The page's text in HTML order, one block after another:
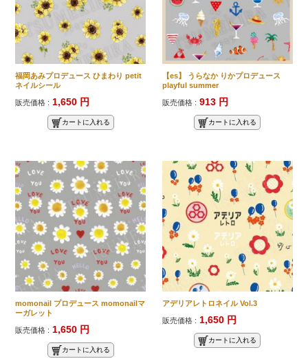
福岡あみプロデュース ひまわり petit
ネイルシール
販売価格 : 1,650 円
カートに入れる
【es】 うらなか りかプロデュース
playful summer
販売価格 : 913 円
カートに入れる
momonail プロデュース momonailマ
ーガレット
販売価格 : 1,650 円
カートに入れる
アデリアレトロネイル Vol.3
販売価格 : 1,650 円
カートに入れる